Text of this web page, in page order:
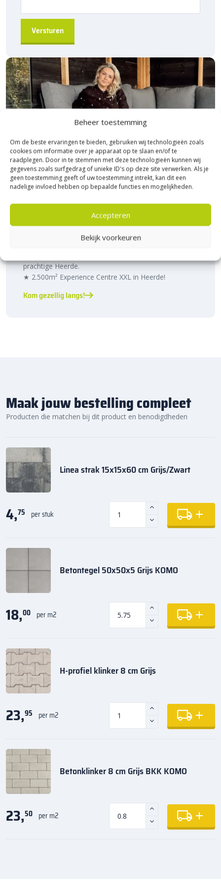
Beheer toestemming
Om de beste ervaringen te bieden, gebruiken wij technologieën zoals
cookies om informatie over je apparaat op te slaan en/of te
raadplegen. Door in te stemmen met deze technologieën kunnen wij
gegevens zoals surfgedrag of unieke ID's op deze site verwerken. Als je
geen toestemming geeft of uw toestemming intrekt, kan dit een
nadelige invloed hebben op bepaalde functies en mogelijkheden.
Accepteren
Bekijk voorkeuren
Bezoek Experience Centre XXL
prachtige Heerde.
★ 2.500m² Experience Centre XXL in Heerde!
Kom gezellig langs!
Maak jouw bestelling compleet
Producten die matchen bij dit product en benodigdheden
Linea strak 15x15x60 cm Grijs/Zwart
4,75 per stuk
Betontegel 50x50x5 Grijs KOMO
18,00 per m2
H-profiel klinker 8 cm Grijs
23,95 per m2
Betonklinker 8 cm Grijs BKK KOMO
23,50 per m2